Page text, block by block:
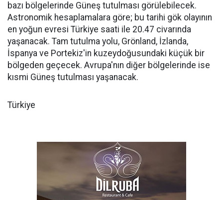
bazı bölgelerinde Güneş tutulması görülebilecek.
Astronomik hesaplamalara göre; bu tarihi gök olayının
en yoğun evresi Türkiye saati ile 20.47 civarında
yaşanacak. Tam tutulma yolu, Grönland, İzlanda,
İspanya ve Portekiz'in kuzeydoğusundaki küçük bir
bölgeden geçecek. Avrupa'nın diğer bölgelerinde ise
kısmi Güneş tutulması yaşanacak.
Türkiye